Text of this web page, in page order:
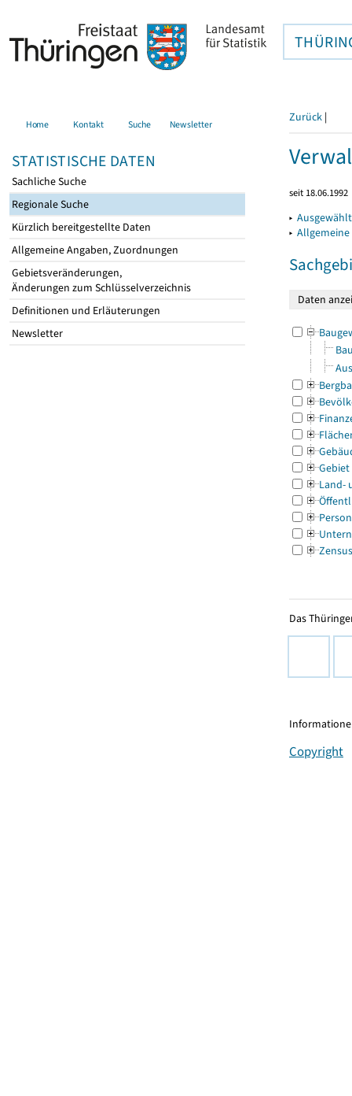
Home Kontakt Suche Newsletter
STATISTISCHE DATEN
Sachliche Suche
Regionale Suche
Kürzlich bereitgestellte Daten
Allgemeine Angaben, Zuordnungen
Gebietsveränderungen,
Änderungen zum Schlüsselverzeichnis
Definitionen und Erläuterungen
Newsletter
Zurück |
seit 18.06.1992
▸
▸
Gebiet
Land-
Zensus
Das
Copyright